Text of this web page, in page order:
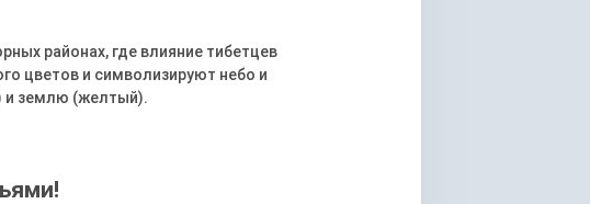
районах, где влияние тибетцев
цветов и символизируют небо и
и землю (желтый).